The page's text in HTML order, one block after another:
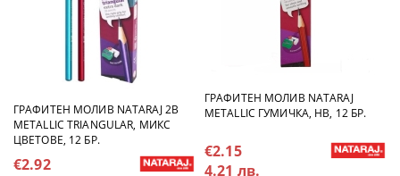
ГРАФИТЕН МОЛИВ NATARAJ 2B
METALLIC TRIANGULAR, МИКС
ЦВЕТОВЕ, 12 БР.
€2.92
ГРАФИТЕН МОЛИВ NATARAJ
METALLIC ГУМИЧКА, HB, 12 БР.
€2.15
4.21 лв.